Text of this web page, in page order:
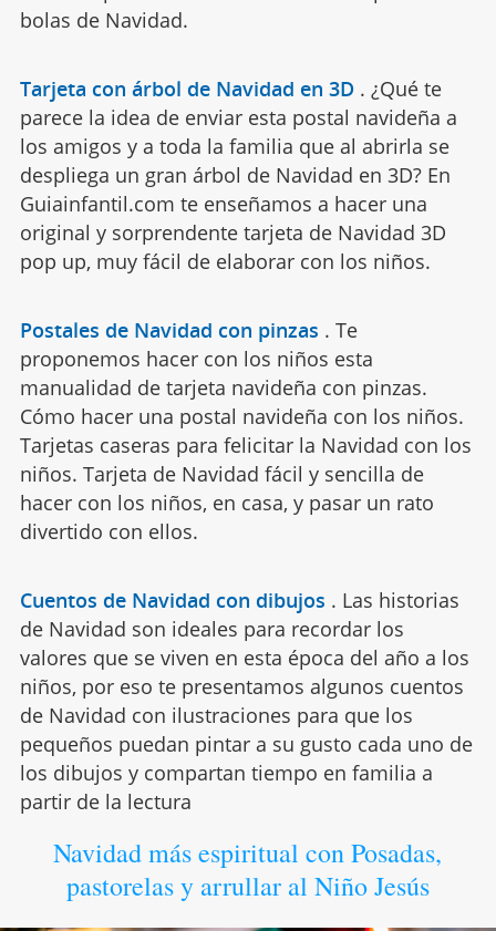
bolas de Navidad.
Tarjeta con árbol de Navidad en 3D . ¿Qué te
parece la idea de enviar esta postal navideña a
los amigos y a toda la familia que al abrirla se
despliega un gran árbol de Navidad en 3D? En
Guiainfantil.com te enseñamos a hacer una
original y sorprendente tarjeta de Navidad 3D
pop up, muy fácil de elaborar con los niños.
Postales de Navidad con pinzas . Te
proponemos hacer con los niños esta
manualidad de tarjeta navideña con pinzas.
Cómo hacer una postal navideña con los niños.
Tarjetas caseras para felicitar la Navidad con los
niños. Tarjeta de Navidad fácil y sencilla de
hacer con los niños, en casa, y pasar un rato
divertido con ellos.
Cuentos de Navidad con dibujos . Las historias
de Navidad son ideales para recordar los
valores que se viven en esta época del año a los
niños, por eso te presentamos algunos cuentos
de Navidad con ilustraciones para que los
pequeños puedan pintar a su gusto cada uno de
los dibujos y compartan tiempo en familia a
partir de la lectura
Navidad más espiritual con Posadas,
pastorelas y arrullar al Niño Jesús